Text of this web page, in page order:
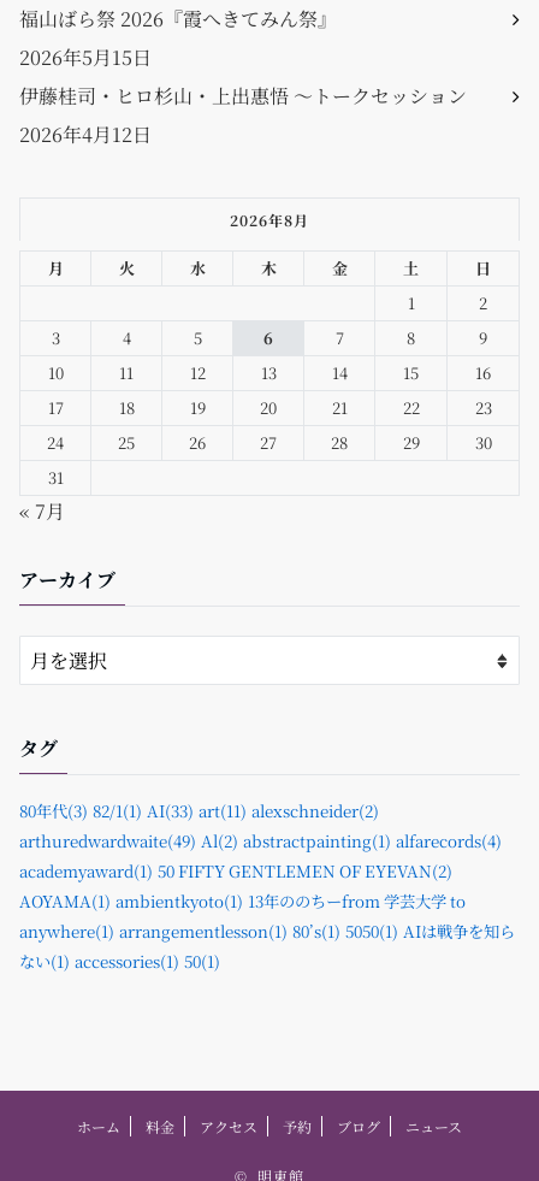
福山ばら祭 2026『霞へきてみん祭』
2026年5月15日
伊藤桂司・ヒロ杉山・上出惠悟 〜トークセッション
2026年4月12日
2026年8月
月 火 水 木 金 土
日
1
2
3
4 5 6 7 8
9
10
11 12 13 14 15
16
17
18 19 20 21 22
23
24
25 26 27 28 29
30
31
« 7月
アーカイブ
タグ
80年代(3) 82/1(1) AI(33) art(11) alexschneider(2)
arthuredwardwaite(49) Al(2) abstractpainting(1) alfarecords(4)
academyaward(1) 50 FIFTY GENTLEMEN OF EYEVAN(2)
AOYAMA(1) ambientkyoto(1) 13年ののちーfrom 学芸大学 to
anywhere(1) arrangementlesson(1) 80’s(1) 5050(1) AIは戦争を知ら
ない(1) accessories(1) 50(1)
ホーム 料金 アクセス 予約 ブログ ニュース
© 明東館